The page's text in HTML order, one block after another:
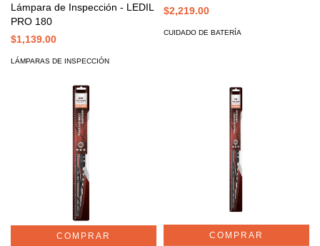
Lámpara de Inspección - LEDIL
PRO 180
$1,139.00
LÁMPARAS DE INSPECCIÓN
$2,219.00
CUIDADO DE BATERÍA